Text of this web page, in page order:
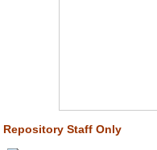
Repository Staff Only